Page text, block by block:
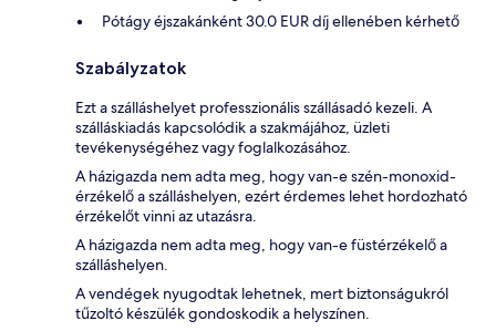
Pótágy éjszakánként 30.0 EUR díj ellenében kérhető
Szabályzatok
Ezt a szálláshelyet professzionális szállásadó kezeli. A
szálláskiadás kapcsolódik a szakmájához, üzleti
tevékenységéhez vagy foglalkozásához.
A házigazda nem adta meg, hogy van-e szén-monoxid-
érzékelő a szálláshelyen, ezért érdemes lehet hordozható
érzékelőt vinni az utazásra.
A házigazda nem adta meg, hogy van-e füstérzékelő a
szálláshelyen.
A vendégek nyugodtak lehetnek, mert biztonságukról
tűzoltó készülék gondoskodik a helyszínen.